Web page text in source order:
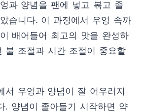
과 양념을 팬에 넣고 볶고 졸
습니다. 이 과정에서 우엉 속까
배어들어 최고의 맛을 완성하
불 조절과 시간 조절이 중요할
서 우엉과 양념이 잘 어우러지
. 양념이 졸아들기 시작하면 약